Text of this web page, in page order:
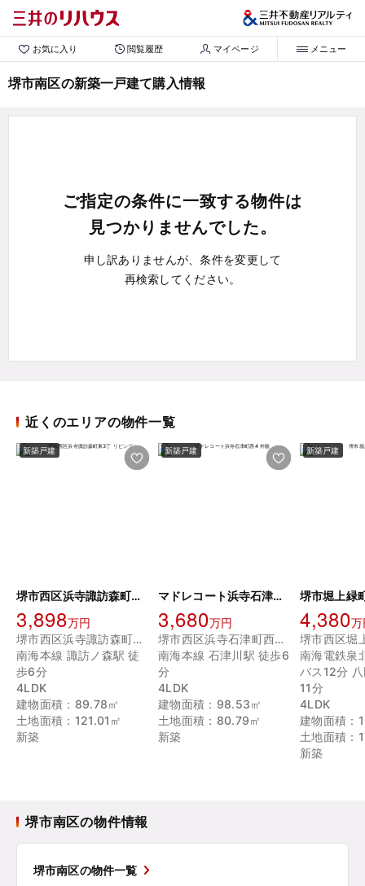
お気に入り 閲覧履歴 マイページ メニュー
堺市南区の新築一戸建て購入情報
ご指定の条件に一致する物件は
見つかりませんでした。
申し訳ありませんが、条件を変更して
再検索してください。
近くのエリアの物件一覧
新築戸建
堺市西区浜寺諏訪森町東3丁
3,898万円
堺市西区浜寺諏訪森町東３丁
南海本線 諏訪ノ森駅 徒
歩6分
4LDK
建物面積：89.78㎡
土地面積：121.01㎡
新築
新築戸建
マドレコート浜寺石津町西4
3,680万円
堺市西区浜寺石津町西４丁
南海本線 石津川駅 徒歩6
分
4LDK
建物面積：98.53㎡
土地面積：80.79㎡
新築
新築戸建
堺市堀上緑
4,380万
堺市西区堀
南海電鉄泉
バス12分
11分
4LDK
建物面積：
土地面積：
新築
堺市南区の物件情報
堺市南区の物件一覧